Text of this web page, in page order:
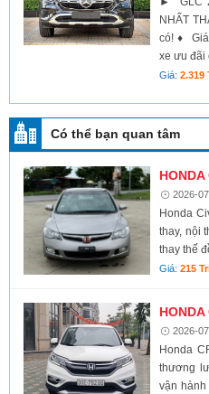
NHẤT
có! ♦ Giá
xe ưu đãi
Giá:2.319
Có thể bạn quan tâm
2026-
Honda
thay, nội
thay thế
Giá:215
2026-
Honda
thương
vận